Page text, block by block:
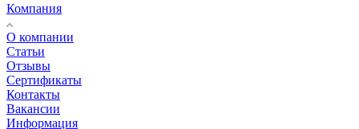
Компания
О компании
Статьи
Отзывы
Сертификаты
Контакты
Вакансии
Информация